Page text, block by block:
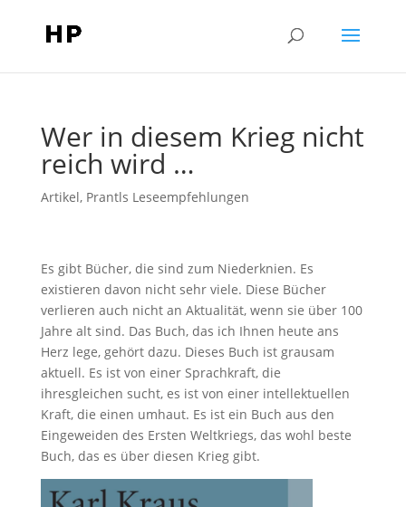
Wer in diesem Krieg nicht
reich wird …
Artikel, Prantls Leseempfehlungen
Es gibt Bücher, die sind zum Niederknien. Es
existieren davon nicht sehr viele. Diese Bücher
verlieren auch nicht an Aktualität, wenn sie über 100
Jahre alt sind. Das Buch, das ich Ihnen heute ans
Herz lege, gehört dazu. Dieses Buch ist grausam
aktuell. Es ist von einer Sprachkraft, die
ihresgleichen sucht, es ist von einer intellektuellen
Kraft, die einen umhaut. Es ist ein Buch aus den
Eingeweiden des Ersten Weltkriegs, das wohl beste
Buch, das es über diesen Krieg gibt.